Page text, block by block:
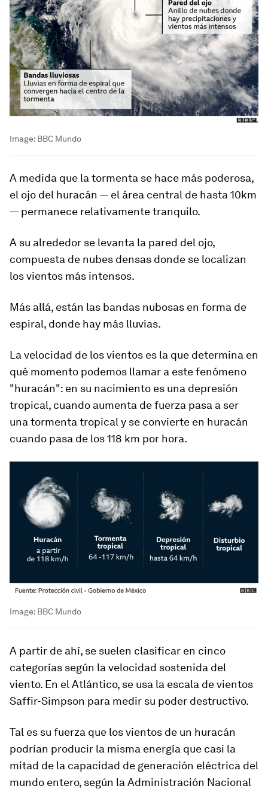
Image: BBC Mundo
A medida que la tormenta se hace más poderosa,
el ojo del huracán — el área central de hasta 10km
— permanece relativamente tranquilo.
A su alrededor se levanta la pared del ojo,
compuesta de nubes densas donde se localizan
los vientos más intensos.
Más allá, están las bandas nubosas en forma de
espiral, donde hay más lluvias.
La velocidad de los vientos es la que determina en
qué momento podemos llamar a este fenómeno
"huracán": en su nacimiento es una depresión
tropical, cuando aumenta de fuerza pasa a ser
una tormenta tropical y se convierte en huracán
cuando pasa de los 118 km por hora.
Image: BBC Mundo
A partir de ahí, se suelen clasificar en cinco
categorías según la velocidad sostenida del
viento. En el Atlántico, se usa la escala de vientos
Saffir-Simpson para medir su poder destructivo.
Tal es su fuerza que los vientos de un huracán
podrían producir la misma energía que casi la
mitad de la capacidad de generación eléctrica del
mundo entero, según la Administración Nacional